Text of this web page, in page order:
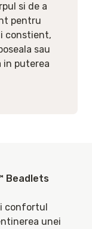
si de a
pentru
constient,
sau
in puterea
Beadlets
confortul
unei